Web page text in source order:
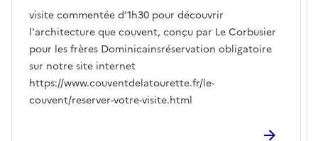
visite commentée d'1h30 pour découvrir
l'architecture que couvent, conçu par Le Corbusier
pour les frères Dominicainsréservation obligatoire
sur notre site internet
https://www.couventdelatourette.fr/le-
couvent/reserver-votre-visite.html